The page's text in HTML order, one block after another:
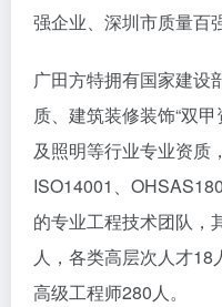
强企业、深圳市质量百
广田方特拥有国家建设
质、建筑装修装饰“双
及照明等行业专业资质
ISO14001、
的专业工程技术团队，
人，各类高层次人才18
高级工程师280人。